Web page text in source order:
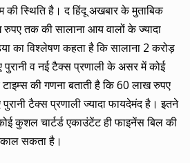
स्थिति है। द हिंदू अखबार के मुताबिक
तक की सालाना आय वालों के ज्यादा
का विश्लेषण कहता है कि सालाना 2 करोड़
व नई टैक्स प्रणाली के असर में कोई
की गणना बताती है कि 60 लाख रुपए
टैक्स प्रणाली ज्यादा फायदेमंद है। इतने
कुशल चार्टर्ड एकाउंटेंट ही फाइनेंस बिल की
सकता है।